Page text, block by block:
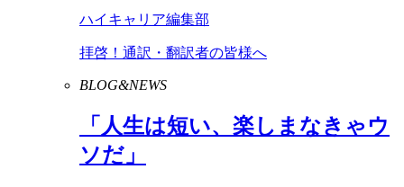
ハイキャリア編集部
拝啓！通訳・翻訳者の皆様へ
BLOG&NEWS
「人生は短い、楽しまなきゃウ
ソだ」